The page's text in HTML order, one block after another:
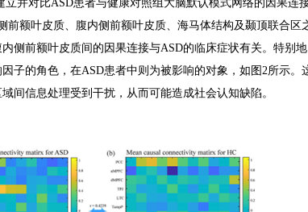
立并对比ASD患者与健康对照组大脑默认模式网络的因果连
前额叶皮质、腹内侧前额叶皮质、海马体结构及颞顶联合区
侧前额叶皮质间的因果连接与ASD的临床症状有关。特别
子的角色，在ASD患者中则为被影响的对象，如图 2所示。
间信息处理受到干扰，从而可能造成社会认知缺陷。